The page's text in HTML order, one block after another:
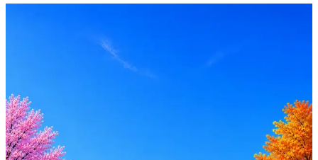
Стратегия поиска с AI: рынки, позиции, вилка, каналы